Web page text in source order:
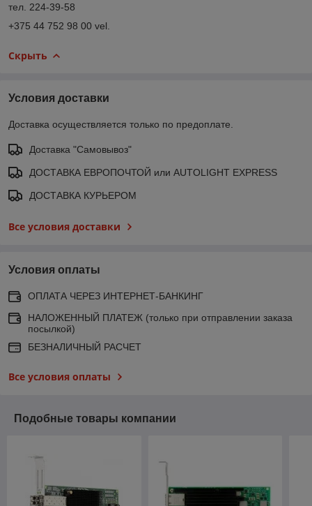
тел. 224-39-58
+375 44 752 98 00 vel.
Скрыть
Условия доставки
Доставка осуществляется только по предоплате.
Доставка "Самовывоз"
ДОСТАВКА ЕВРОПОЧТОЙ или AUTOLIGHT EXPRESS
ДОСТАВКА КУРЬЕРОМ
Все условия доставки
Условия оплаты
ОПЛАТА ЧЕРЕЗ ИНТЕРНЕТ-БАНКИНГ
НАЛОЖЕННЫЙ ПЛАТЕЖ (только при отправлении заказа
посылкой)
БЕЗНАЛИЧНЫЙ РАСЧЕТ
Все условия оплаты
Подобные товары компании